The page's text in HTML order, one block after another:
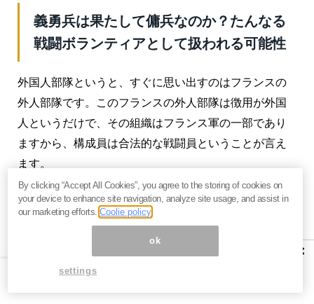
義勇兵は果たして傭兵なのか？たんなる
戦闘ボランティアとして扱われる可能性
外国人部隊というと、すぐに思い出すのはフランスの
外人部隊です。このフランスの外人部隊は徴用が外国
人というだけで、その組織はフランス軍の一部であり
ますから、構成員は合法的な戦闘員ということが言え
ます。
ただ、ウクライナにおける「義勇兵」というのは、完
全なウクライナ軍の一部ではないようで、いわゆる善
意で参加する戦闘ボランティアということになるよう
×
By clicking “Accept All Cookies”, you agree to the storing of cookies on
your device to enhance site navigation, analyze site usage, and assist in
our marketing efforts.Coolie policy
ok
settings